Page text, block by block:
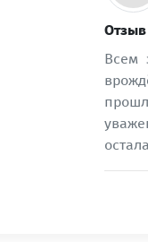
Отзыв
Всем